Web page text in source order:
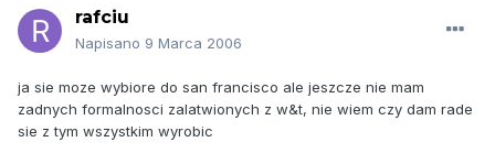
rafciu
Napisano 9 Marca 2006
ja sie moze wybiore do san francisco ale jeszcze nie mam
zadnych formalnosci zalatwionych z w&t, nie wiem czy dam rade
sie z tym wszystkim wyrobic